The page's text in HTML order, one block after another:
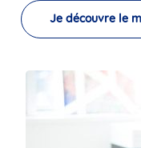
Je découvre le